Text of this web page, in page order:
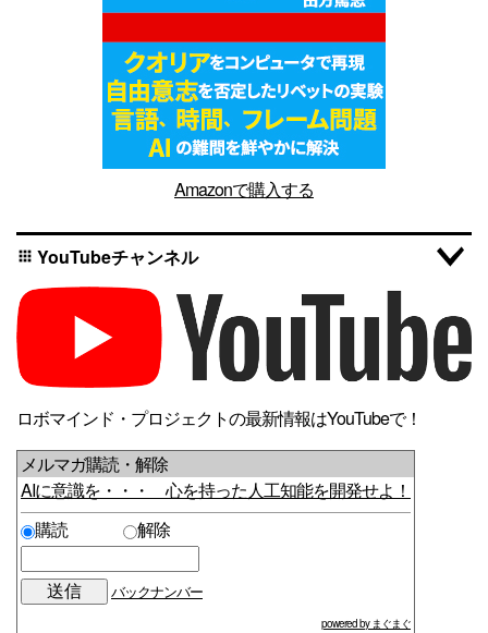
Amazonで購入する
apps YouTubeチャンネル
ロボマインド・プロジェクトの最新情報はYouTubeで！
メルマガ購読・解除
AIに意識を・・・ 心を持った人工知能を開発せよ！
購読
解除
バックナンバー
powered by まぐまぐ